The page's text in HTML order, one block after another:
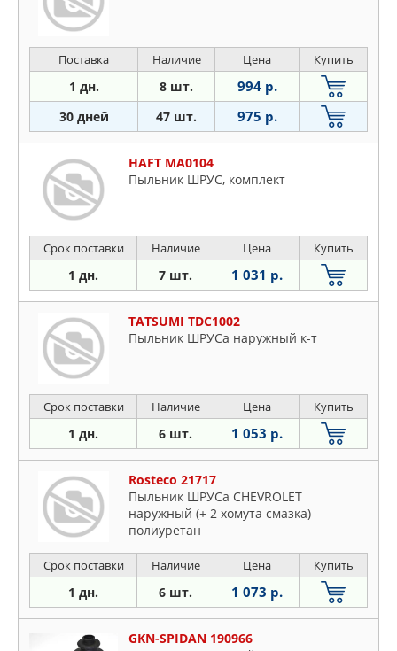
Поставка Наличие Цена Купить
1 дн. 8 шт. 994 р.
30 дней 47 шт. 975 р.
HAFT MA0104
Пыльник ШРУС, комплект
Срок поставки Наличие Цена Купить
1 дн. 7 шт. 1 031 р.
TATSUMI TDC1002
Пыльник ШРУСа наружный к-т
Срок поставки Наличие Цена Купить
1 дн. 6 шт. 1 053 р.
Rosteco 21717
Пыльник ШРУСа CHEVROLET
наружный (+ 2 хомута смазка)
полиуретан
Срок поставки Наличие Цена Купить
1 дн. 6 шт. 1 073 р.
GKN-SPIDAN 190966